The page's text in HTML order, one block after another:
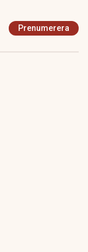
Prenumerera